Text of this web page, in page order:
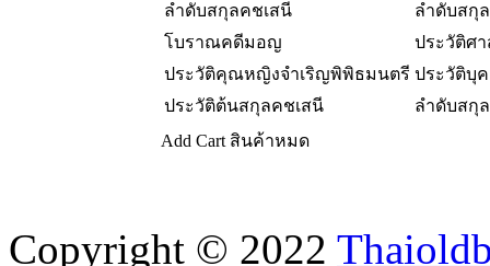
ลำดับสกุลคชเสนี
ลำดับสกุ
โบราณคดีมอญ
ประวัติศ
ประวัติคุณหญิงจำเริญพิพิธมนตรี ประวัติบุ
ประวัติต้นสกุลคชเสนี
ลำดับสกุ
Add Cart สินค้าหมด
Copyright © 2022